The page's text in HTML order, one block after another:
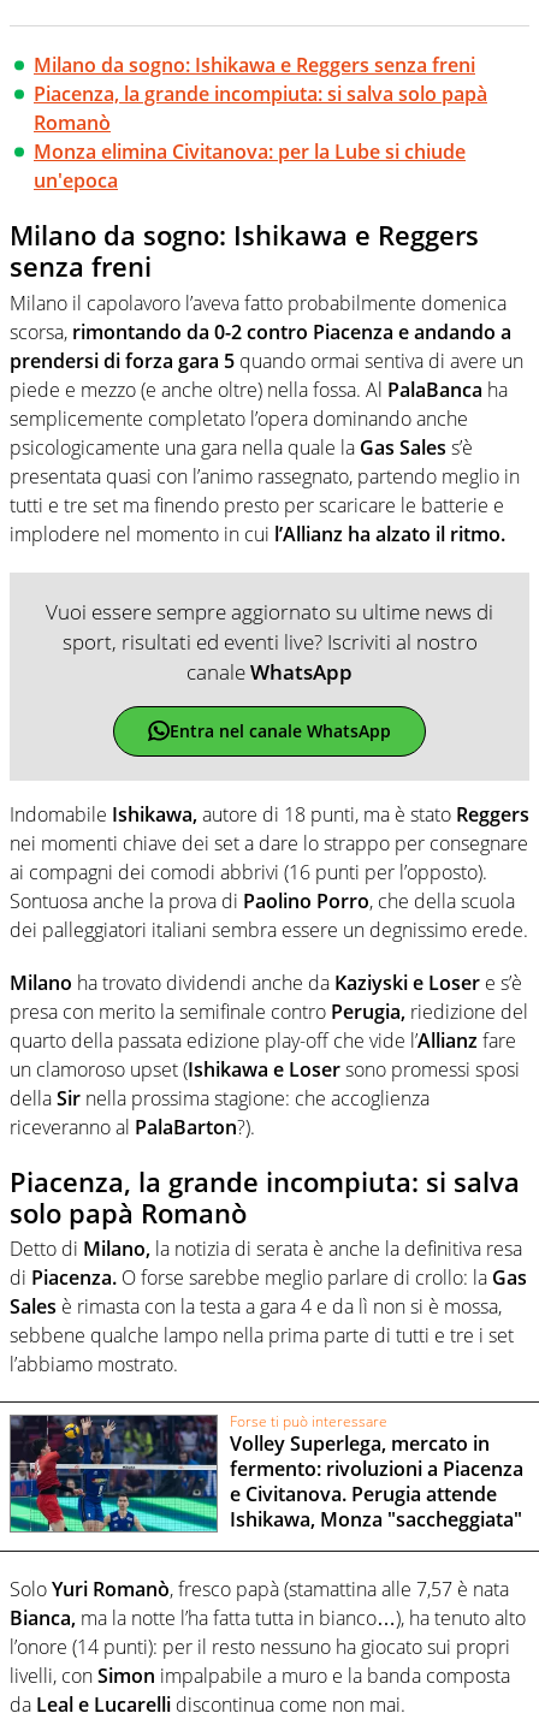
Milano da sogno: Ishikawa e Reggers senza freni
Piacenza, la grande incompiuta: si salva solo papà
Romanò
Monza elimina Civitanova: per la Lube si chiude
un'epoca
Milano da sogno: Ishikawa e Reggers
senza freni
Milano il capolavoro l’aveva fatto probabilmente domenica
scorsa, rimontando da 0-2 contro Piacenza e andando a
prendersi di forza gara 5 quando ormai sentiva di avere un
piede e mezzo (e anche oltre) nella fossa. Al PalaBanca ha
semplicemente completato l’opera dominando anche
psicologicamente una gara nella quale la Gas Sales s’è
presentata quasi con l’animo rassegnato, partendo meglio in
tutti e tre set ma finendo presto per scaricare le batterie e
implodere nel momento in cui l’Allianz ha alzato il ritmo.
Vuoi essere sempre aggiornato su ultime news di
sport, risultati ed eventi live? Iscriviti al nostro
canaleWhatsApp
Entra nel canale WhatsApp
Indomabile Ishikawa,autore di 18 punti, ma è stato Reggers
nei momenti chiave dei set a dare lo strappo per consegnare
ai compagni dei comodi abbrivi (16 punti per l’opposto).
Sontuosa anche la prova di Paolino Porro, che della scuola
dei palleggiatori italiani sembra essere un degnissimo erede.
Milano ha trovato dividendi anche da Kaziyski e Loser e s’è
presa con merito la semifinale contro Perugia, riedizione del
quarto della passata edizione play-off che vide l’Allianzfare
un clamoroso upset (Ishikawa e Losersono promessi sposi
dellaSir nella prossima stagione: che accoglienza
riceveranno al PalaBarton?).
Piacenza, la grande incompiuta: si salva
solo papà Romanò
Detto di Milano, la notizia di serata è anche la definitiva resa
di Piacenza. O forse sarebbe meglio parlare di crollo: la Gas
Sales è rimasta con la testa a gara 4 e da lì non si è mossa,
sebbene qualche lampo nella prima parte di tutti e tre i set
l’abbiamo mostrato.
Forse ti può interessare
Volley Superlega, mercato in
fermento: rivoluzioni a Piacenza
e Civitanova. Perugia attende
Ishikawa, Monza "saccheggiata"
SoloYuri Romanò, fresco papà (stamattina alle 7,57 è nata
Bianca, ma la notte l’ha fatta tutta in bianco…), ha tenuto alto
l’onore (14 punti): per il resto nessuno ha giocato sui propri
livelli, conSimon impalpabile a muro e la banda composta
da Leal e Lucarelli discontinua come non mai.